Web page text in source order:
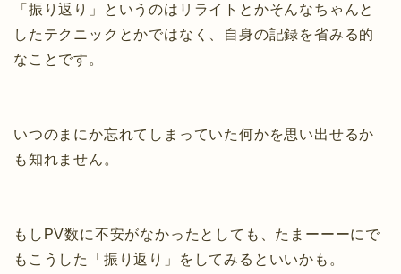
「振り返り」というのはリライトとかそんなちゃんと
したテクニックとかではなく、自身の記録を省みる的
なことです。
いつのまにか忘れてしまっていた何かを思い出せるか
も知れません。
もしPV数に不安がなかったとしても、たまーーーにで
もこうした「振り返り」をしてみるといいかも。